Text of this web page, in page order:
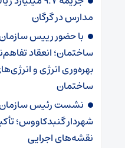
مدارس در گرگان
با حضور رییس
ساختمان؛ انعقاد
بهره‌وری انرژی و
ساختمان
نشست رئیس سازمان
شهردار گنبدکاووس؛
نقشه‌های اجرایی